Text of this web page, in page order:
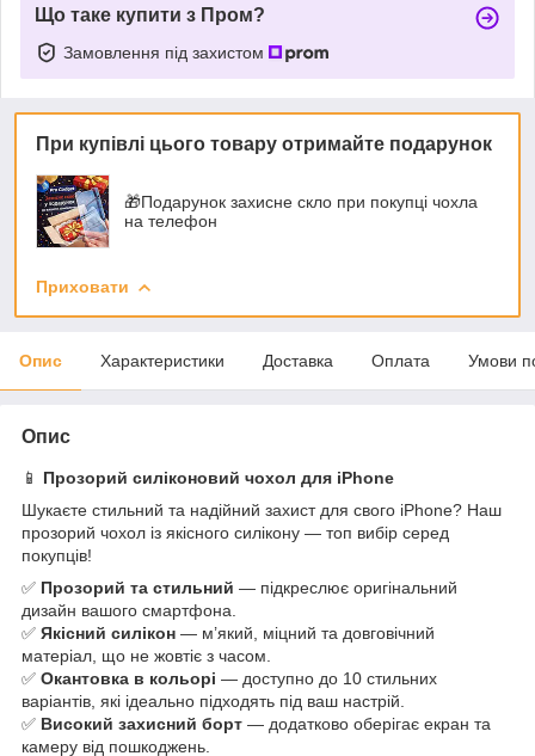
Що таке купити з Пром?
Замовлення під захистом
При купівлі цього товару отримайте подарунок
🎁Подарунок захисне скло при покупці чохла
на телефон
Приховати
Опис Характеристики Доставка Оплата Умови
Опис
📱 Прозорий силіконовий чохол для iPhone
Шукаєте стильний та надійний захист для свого iPhone? Наш
прозорий чохол із якісного силікону — топ вибір серед
покупців!
✅ Прозорий та стильний — підкреслює оригінальний
дизайн вашого смартфона.
✅ Якісний силікон — м’який, міцний та довговічний
матеріал, що не жовтіє з часом.
✅ Окантовка в кольорі — доступно до 10 стильних
варіантів, які ідеально підходять під ваш настрій.
✅ Високий захисний борт — додатково оберігає екран та
камеру від пошкоджень.